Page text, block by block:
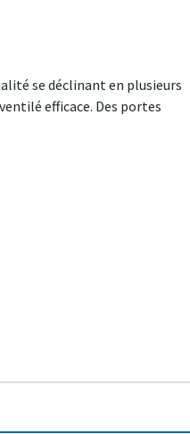
se déclinant en plusieurs
efficace. Des portes